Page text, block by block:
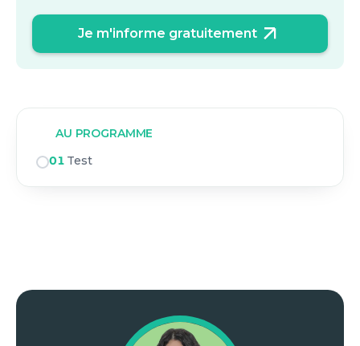
Je m'informe gratuitement
AU PROGRAMME
01 Test